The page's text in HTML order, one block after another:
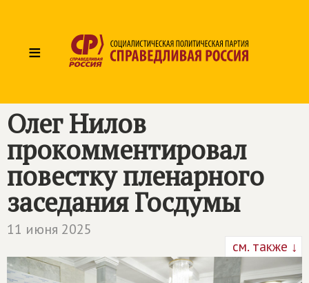
≡
Олег Нилов
прокомментировал
повестку пленарного
заседания Госдумы
11 июня 2025
см. также ↓